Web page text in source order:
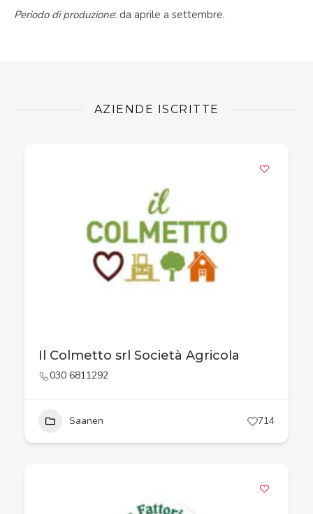
Periodo di produzione: da aprile a settembre.
AZIENDE ISCRITTE
Il Colmetto srl Società Agricola
030 6811292
Saanen 714